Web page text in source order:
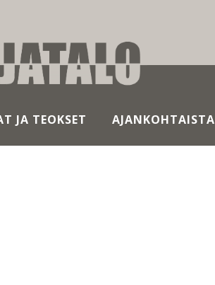
JA TEOKSET AJANKOHTAISTA